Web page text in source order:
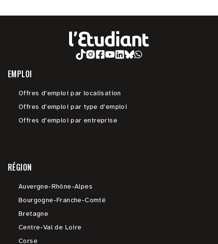
EMPLOI
Offres d'emploi par localisation
Offres d'emploi par type d'emploi
Offres d'emploi par entreprise
RÉGION
Auvergne-Rhône-Alpes
Bourgogne-Franche-Comté
Bretagne
Centre-Val de Loire
Corse